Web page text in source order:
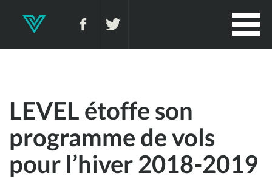
LEVEL étoffe son
programme de vols
pour l’hiver 2018-2019